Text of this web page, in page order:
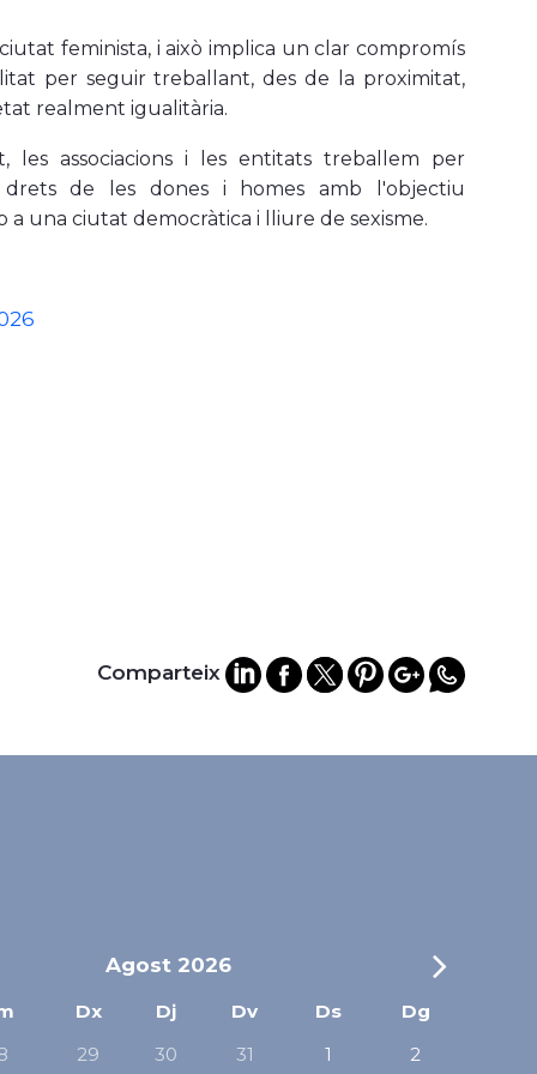
feminista, i això implica un clar compromís
per seguir treballant, des de la proximitat,
realment igualitària.
les associacions i les entitats treballem per
de les dones i homes amb l'objectiu
a una ciutat democràtica i lliure de sexisme.
Comparteix
Agost 2026
Dx Dj Dv Ds
Dg
29 30 31 1
2